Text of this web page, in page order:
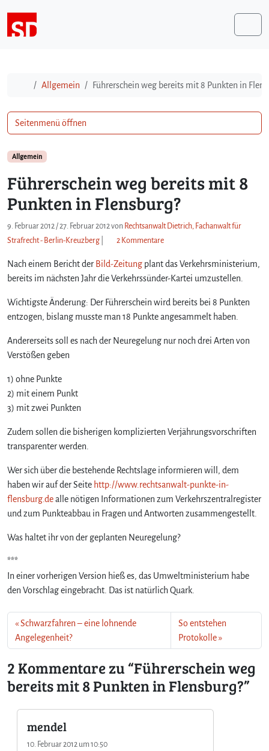
StartAllgemein Führerschein weg bereits mit 8 Punkten in
Allgemein
Führerschein weg bereits mit 8
Punkten in Flensburg?
9. Februar 2012 /27. Februar 2012von Rechtsanwalt Dietrich, Fachanwalt für
Strafrecht - Berlin-Kreuzberg
2 Kommentarez
F
ü
r
e
s
e
e
i
t
m
8
P
n
n
Nach einem Bericht der Bild-Zeitung plant das Verkehrsministerium,
bereits im nächsten Jahr die Verkehrssünder-Kartei umzustellen.
Wichtigste Änderung: Der Führerschein wird bereits bei 8 Punkten
entzogen, bislang musste man 18 Punkte angesammelt haben.
Andererseits soll es nach der Neuregelung nur noch drei Arten von
Verstößen geben
1) ohne Punkte
2) mit einem Punkt
3) mit zwei Punkten
Zudem sollen die bisherigen komplizierten Verjährungsvorschriften
transparenter werden.
Wer sich über die bestehende Rechtslage informieren will, dem
haben wir auf der Seite http://www.rechtsanwalt-punkte-in-
flensburg.dealle nötigen Informationen zum Verkehrszentralregister
und zum Punkteabbau in Fragen und Antworten zusammengestellt.
Was haltet ihr von der geplanten Neuregelung?
***
In einer vorherigen Version hieß es, das Umweltministerium habe
den Vorschlag eingebracht. Das ist natürlich Quark.
Schwarzfahren – eine lohnende
Angelegenheit?
So entstehen
Protokolle
2 Kommentare zu “Führerschein weg
bereits mit 8 Punkten in Flensburg?”
mendel
10. Februar 2012 um 10:50
Seitenmenü öffnen